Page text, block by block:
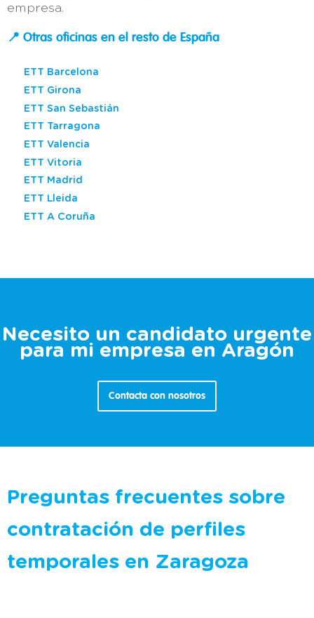
empresa.
📍 Otras oficinas en el resto de España
ETT Barcelona
ETT Girona
ETT San Sebastián
ETT Tarragona
ETT Valencia
ETT Vitoria
ETT Madrid
ETT Lleida
ETT A Coruña
Necesito un candidato urgente
para mi empresa en Aragón
Contacta con nosotros
Preguntas frecuentes sobre
contratación de perfiles
temporales en Zaragoza